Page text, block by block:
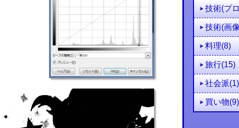
技術(プ
技術(画
料理(8)
旅行(15)
社会派(1)
買い物(9)